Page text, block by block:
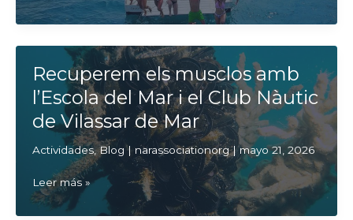
blau
Recuperem els musclos amb
l’Escola del Mar i el Club Nàutic
de Vilassar de Mar
Actividades,Blog| narassociationorg|mayo 21, 2026
Recuperem
els
musclos
Leer más »